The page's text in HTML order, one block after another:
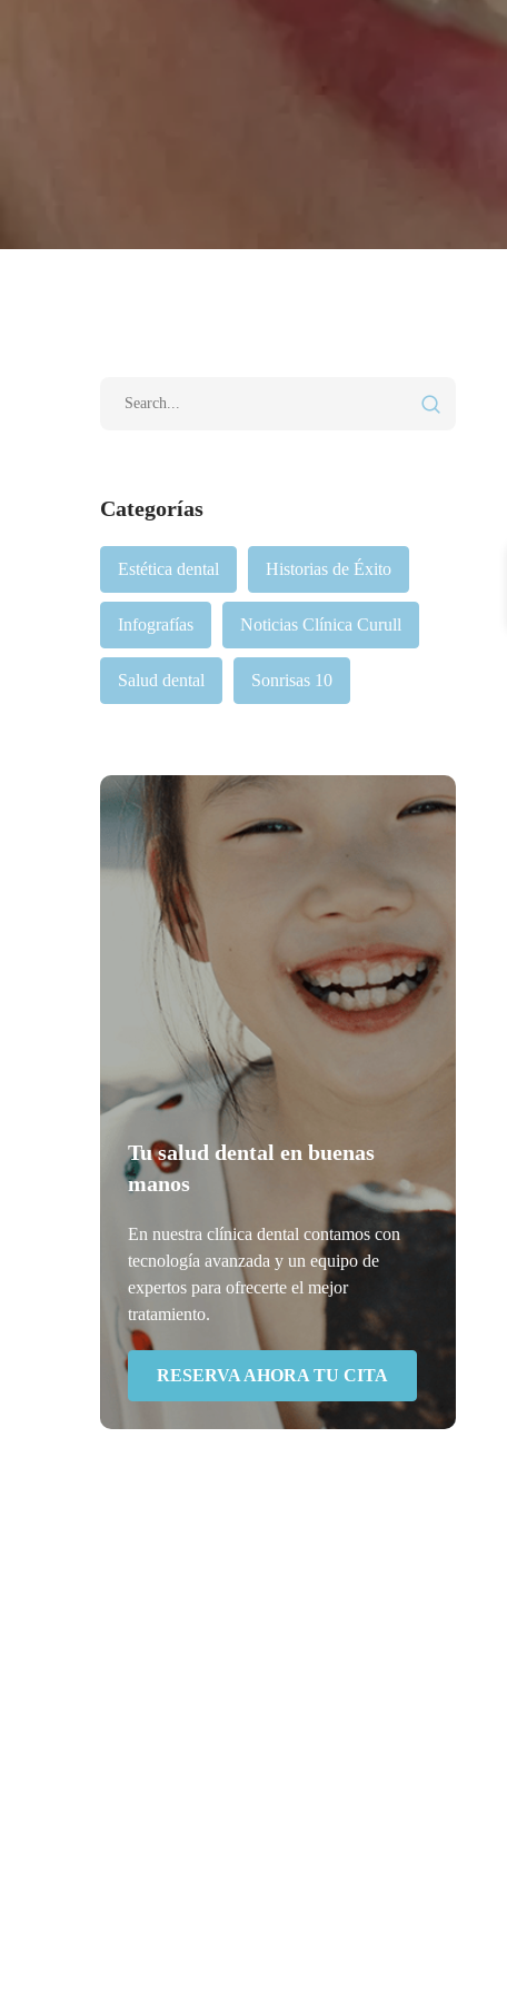
Categorías
Estética dental Historias de Éxito
Infografías Noticias Clínica Curull
Salud dental Sonrisas 10
Tu salud dental en buenas
manos
En nuestra clínica dental contamos con
tecnología avanzada y un equipo de
expertos para ofrecerte el mejor
tratamiento.
RESERVA AHORA TU CITA